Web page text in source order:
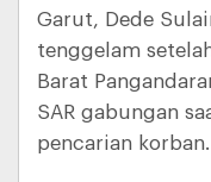
Garut, Dede
tenggelam
Barat
SAR gabungan
pencarian korban.